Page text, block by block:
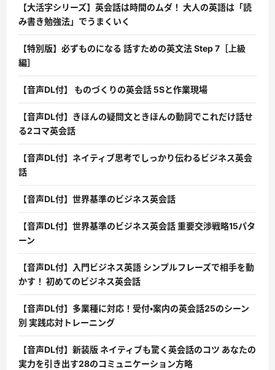
【大活字シリーズ】英会話は時間のムダ！ 大人の英語は「読
み書き勉強法」でうまくいく
【特別版】必ずものになる 話すための英文法 Step 7［上級
編］
【音声DL付】 ものづくりの英会話 5Sと作業現場
【音声DL付】きほんの疑問文ときほんの動詞でこれだけ話せ
る2コマ英会話
【音声DL付】ネイティブ思考でしっかり伝わるビジネス英会
話
【音声DL付】世界基準のビジネス英会話
【音声DL付】世界基準のビジネス英会話 重要交渉戦略15パタ
ーン
【音声DL付】入門ビジネス英語 シンプルフレーズで相手を動
かす！ 初めてのビジネス英会話
【音声DL付】多業種に対応！受付・案内の英会話25のシーン
別 実践応対トレーニング
【音声DL付】新装版 ネイティブも驚く英会話のコツ あなたの
実力を引き出す28のコミュニケーション方略